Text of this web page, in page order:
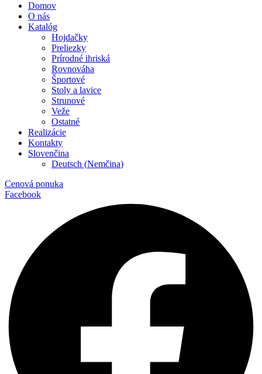
Domov
O nás
Katalóg
Hojdačky
Preliezky
Prírodné ihriská
Rovnováha
Športové
Stoly a lavice
Strunové
Veže
Ostatné
Realizácie
Kontakty
Slovenčina
Deutsch (Nemčina)
Cenová ponuka
Facebook